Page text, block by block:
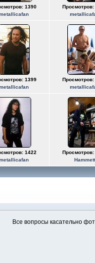
1390
Просмотров:
1399
Просмотров:
1422
Просмотров:
Hammett
Все вопросы касательно